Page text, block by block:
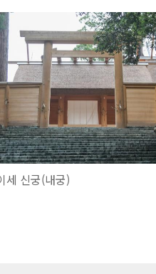
세 신궁(내궁)